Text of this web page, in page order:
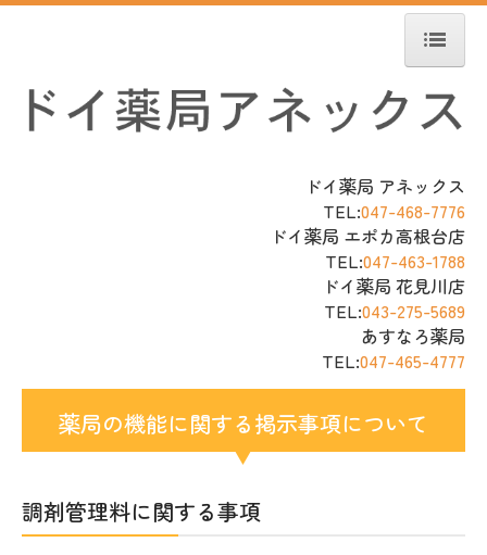
ホーム
当薬局について
ドイ薬局 アネックス
TEL:047-468-7776
ドイ薬局 エポカ高根台店
TEL:047-463-1788
ドイ薬局 花見川店
TEL:043-275-5689
あすなろ薬局
TEL:047-465-4777
薬局の機能に関する掲示事項について
調剤管理料に関する事項